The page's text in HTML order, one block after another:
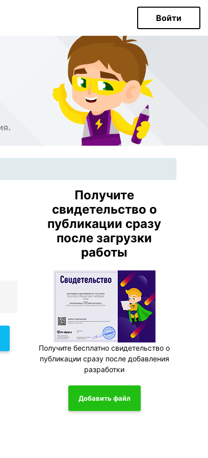
Войти
Получите
свидетельство о
публикации сразу
после загрузки
работы
Получите бесплатно свидетельство о
публикации сразу после добавления
разработки
Добавить файл